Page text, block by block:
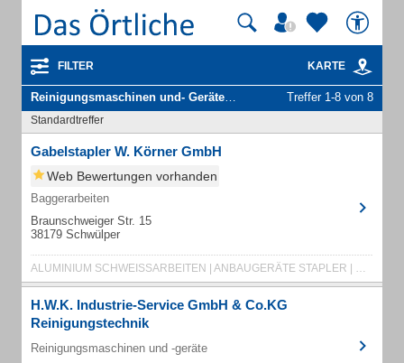
FILTER KARTE
Reinigungsmaschinen und- Geräte
in HannoverTreffer 1-8 von 8
Standardtreffer
Gabelstapler W. Körner GmbH
Web Bewertungen vorhanden
Baggerarbeiten
Braunschweiger Str. 15
38179 Schwülper
ALUMINIUM SCHWEISSARBEITEN | ANBAUGERÄTE STAPLER | DEICHSELSTAPLER
H.W.K. Industrie-Service GmbH & Co.KG
Reinigungstechnik
Reinigungsmaschinen und -geräte